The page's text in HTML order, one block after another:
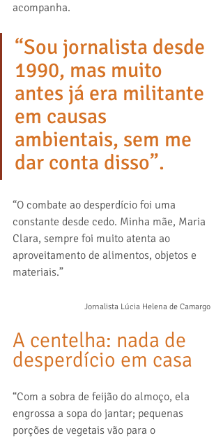
acompanha.
“Sou jornalista desde
1990, mas muito
antes já era militante
em causas
ambientais, sem me
dar conta disso”.
“O combate ao desperdício foi uma
constante desde cedo. Minha mãe, Maria
Clara, sempre foi muito atenta ao
aproveitamento de alimentos, objetos e
materiais.”
Jornalista Lúcia Helena de Camargo
A centelha: nada de
desperdício em casa
“Com a sobra de feijão do almoço, ela
engrossa a sopa do jantar; pequenas
porções de vegetais vão para o